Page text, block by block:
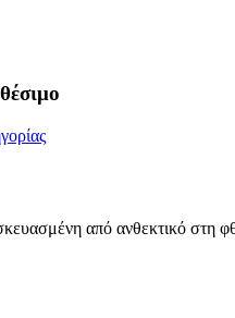
από ανθεκτικό στη